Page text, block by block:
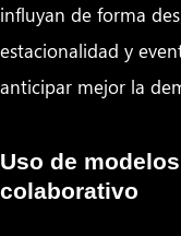
influyan de forma
estacionalidad y
anticipar mejor la
Uso de
colaborativo